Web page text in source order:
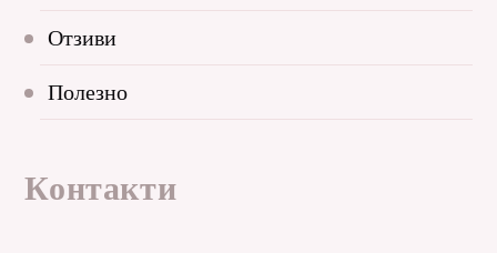
Отзиви
Полезно
Контакти